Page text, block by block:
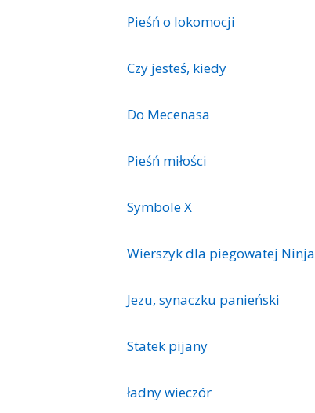
Pieśń o lokomocji
Czy jesteś, kiedy
Do Mecenasa
Pieśń miłości
Symbole X
Wierszyk dla piegowatej Ninja
Jezu, synaczku panieński
Statek pijany
ładny wieczór